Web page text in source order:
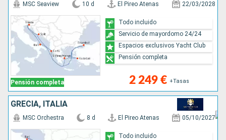
Pensión completa
MSC Seaview 10 d El Pireo Atenas 22/03/2028
2 249 € +Tasas
Todo incluido
Servicio de mayordomo 24/24
Espacios exclusivos Yacht Club
Pensión completa
GRECIA, ITALIA
MSC Orchestra 8 d El Pireo Atenas 05/10/2027
Todo incluido